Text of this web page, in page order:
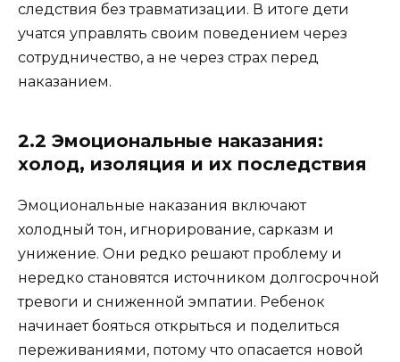
следствия без травматизации. В итоге дети
учатся управлять своим поведением через
сотрудничество, а не через страх перед
наказанием.
2.2 Эмоциональные наказания:
холод, изоляция и их последствия
Эмоциональные наказания включают
холодный тон, игнорирование, сарказм и
унижение. Они редко решают проблему и
нередко становятся источником долгосрочной
тревоги и сниженной эмпатии. Ребенок
начинает бояться открыться и поделиться
переживаниями, потому что опасается новой